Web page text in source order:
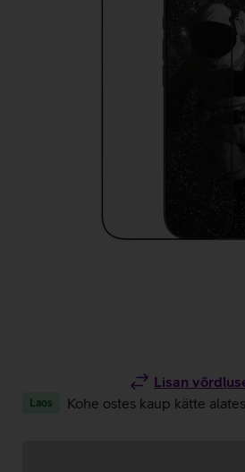
Lisan
Laos Kohe ostes kaup kätte alates